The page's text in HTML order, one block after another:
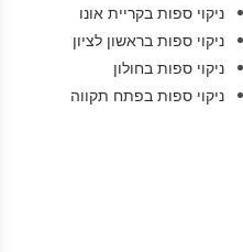
ניקוי ספות בקריית אונו
ניקוי ספות בראשון לציון
ניקוי ספות בחולון
ניקוי ספות בפתח תקווה